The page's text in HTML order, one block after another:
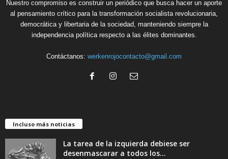
Nuestro compromiso es construir un periódico que busca hacer un aporte
al pensamiento crítico para la transformación socialista revolucionaria,
democrática y libertaria de la sociedad, manteniendo siempre la
independencia política respecto a las élites dominantes.
Contáctanos: werkenrojocontacto@gmail.com
Incluso más noticias
La tarea de la izquierda debiese ser
desenmascarar a todos los...